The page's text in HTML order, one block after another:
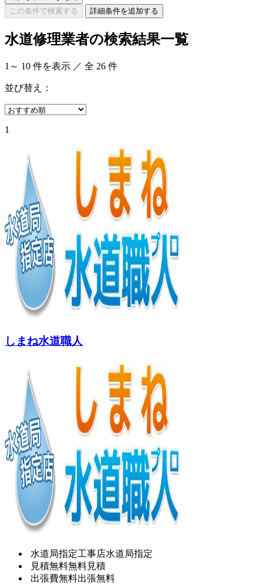
この条件で検索する
詳細条件を追加する
水道修理業者の検索結果一覧
1 ～ 10 件を表示 ／ 全 26 件
並び替え：
1
しまね水道職人
水道局指定工事店水道局指定
見積無料無料見積
出張費無料出張無料